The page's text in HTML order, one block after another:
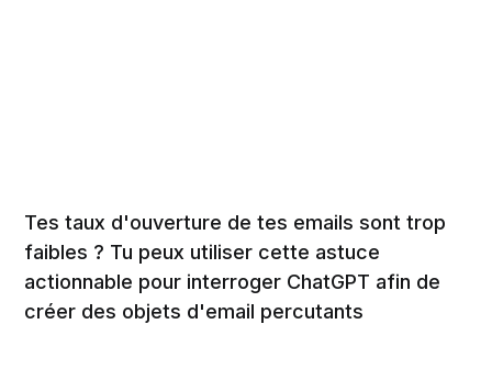
Tes taux d'ouverture de tes emails sont trop
faibles ? Tu peux utiliser cette astuce
actionnable pour interroger ChatGPT afin de
créer des objets d'email percutants